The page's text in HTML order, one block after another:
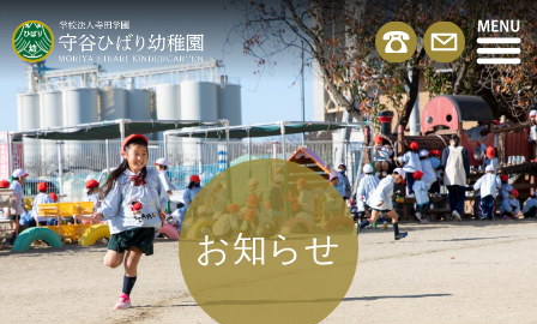
お知らせ